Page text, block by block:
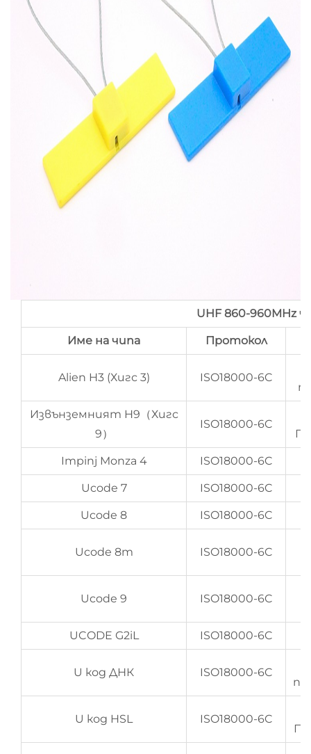
UHF 860-960MHz
Име на чипа Протокол
Alien H3 (Хигс 3) ISO18000-6C
Извънземният H9（Хигс
9）
ISO18000-6C
Impinj Monza 4 ISO18000-6C
Ucode 7 ISO18000-6C
Ucode 8 ISO18000-6C
Ucode 8m ISO18000-6C
Ucode 9 ISO18000-6C
UCODE G2iL ISO18000-6C
U код ДНК ISO18000-6C
U код HSL ISO18000-6C